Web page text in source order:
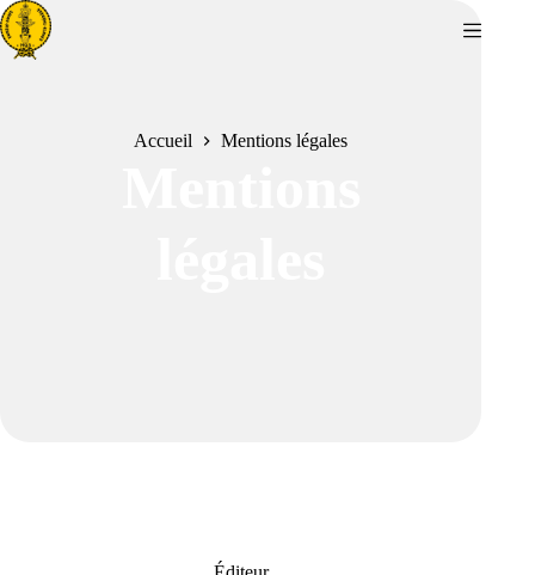
Passer
au
contenu
Accueil Mentions légales